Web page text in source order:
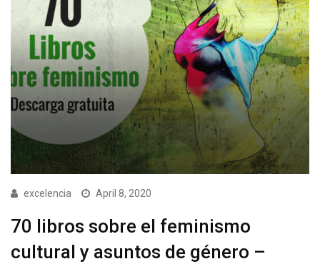
excelencia April 8, 2020
70 libros sobre el feminismo
cultural y asuntos de género –